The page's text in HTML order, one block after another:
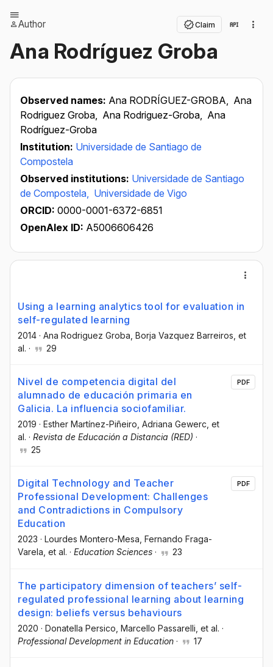
Author Claim
Ana Rodríguez Groba
Observed names: Ana RODRÍGUEZ-GROBA, Ana
Rodriguez Groba, Ana Rodriguez-Groba, Ana
Rodríguez-Groba
Institution: Universidade de Santiago de
Compostela
Observed institutions: Universidade de Santiago
de Compostela, Universidade de Vigo
ORCID: 0000-0001-6372-6851
OpenAlex ID: A5006606426
Using a learning analytics tool for evaluation in
self-regulated learning
2014 · Ana Rodriguez Groba , Borja Vazquez Barreiros , et
al. · 29
Nivel de competencia digital del
alumnado de educación primaria en
Galicia. La influencia sociofamiliar.
2019 · Esther Martínez-Piñeiro , Adriana Gewerc , et
al. · Revista de Educación a Distancia (RED) ·
25
PDF
Digital Technology and Teacher
Professional Development: Challenges
and Contradictions in Compulsory
Education
2023 · Lourdes Montero-Mesa , Fernando Fraga-
Varela , et al. · Education Sciences · 23
PDF
The participatory dimension of teachers’ self-
regulated professional learning about learning
design: beliefs versus behaviours
2020 · Donatella Persico , Marcello Passarelli , et al. ·
Professional Development in Education · 17